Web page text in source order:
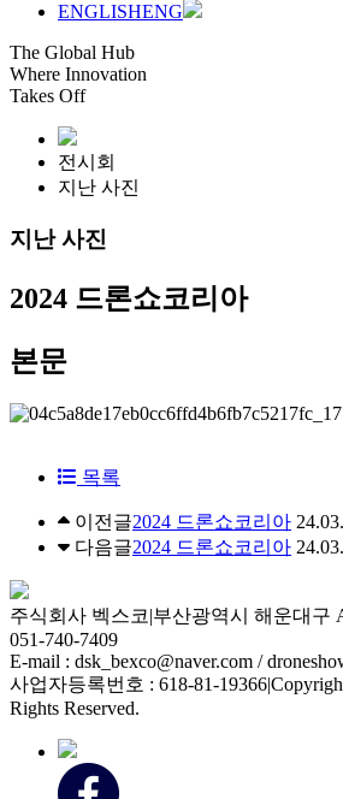
ENGLISHENG
The Global Hub
Where Innovation
Takes Off
전시회
지난 사진
지난 사진
2024 드론쇼코리아
본문
목록
이전글2024 드론쇼코리아
다음글2024 드론쇼코리아
주식회사 벡스코|부산광역시 해운대구
051-740-7409
E-mail : dsk_bexco@naver.com /
사업자등록번호 : 618-81-19366|
Rights Reserved.